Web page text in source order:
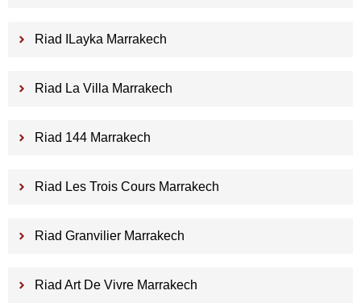
Riad ILayka Marrakech
Riad La Villa Marrakech
Riad 144 Marrakech
Riad Les Trois Cours Marrakech
Riad Granvilier Marrakech
Riad Art De Vivre Marrakech